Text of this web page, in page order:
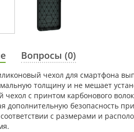
Вопросы (0)
чехол для смартфона
толщину и не мешает
чехол с принтом карбонового
дополнительную безопасность
с размерами и